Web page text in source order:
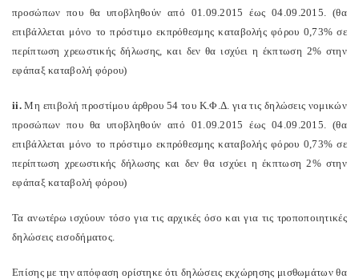
προσώπων που θα υποβληθούν από 01.09.2015 έως 04.09.2015. (θα
επιβάλλεται μόνο το πρόστιμο εκπρόθεσμης καταβολής φόρου 0,73% σε
περίπτωση χρεωστικής δήλωσης, και δεν θα ισχύει η έκπτωση 2% στην
εφάπαξ καταβολή φόρου)
ii.Μη επιβολή προστίμου άρθρου 54 του Κ.Φ.Δ. για τις δηλώσεις νομικών
προσώπων που θα υποβληθούν από 01.09.2015 έως 04.09.2015. (θα
επιβάλλεται μόνο το πρόστιμο εκπρόθεσμης καταβολής φόρου 0,73% σε
περίπτωση χρεωστικής δήλωσης και δεν θα ισχύει η έκπτωση 2% στην
εφάπαξ καταβολή φόρου)
Τα ανωτέρω ισχύουν τόσο για τις αρχικές όσο και για τις τροποποιητικές
δηλώσεις εισοδήματος.
Επίσης με την απόφαση ορίστηκε ότι δηλώσεις εκχώρησης μισθωμάτων θα